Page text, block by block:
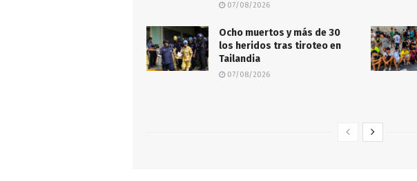
07/08/2026
Ocho muertos y más de 30
los heridos tras tiroteo en
Tailandia
07/08/2026